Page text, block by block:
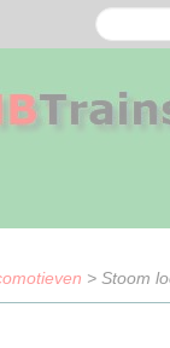
> Stoom